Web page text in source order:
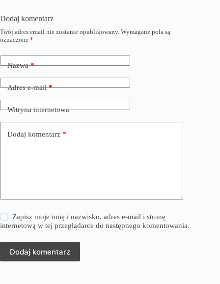
Dodaj komentarz
Twój adres email nie zostanie opublikowany. Wymagane pola są
oznaczone *
Nazwa*
Adres e-mail*
Witryna internetowa
Dodaj komentarz *
Zapisz moje imię i nazwisko, adres e-mail i stronę
internetową w tej przeglądarce do następnego komentowania.
Dodaj komentarz